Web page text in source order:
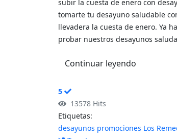
subir la cuesta de enero con
tomarte tu desayuno saludable
llevadera la cuesta de enero. Ya
probar nuestros desayunos
Continuar leyendo
5
13578 Hits
Etiquetas:
desayunos promociones Los